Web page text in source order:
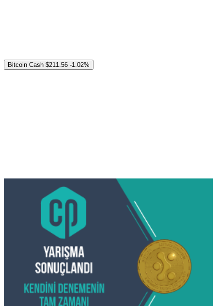
Bitcoin Cash $211.56 -1.02%